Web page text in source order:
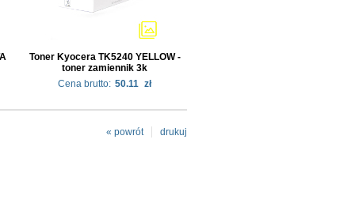
Toner Kyocera TK5240 YELLOW -
toner zamiennik 3k
Cena brutto: 50.11 zł
drukuj
« powrót